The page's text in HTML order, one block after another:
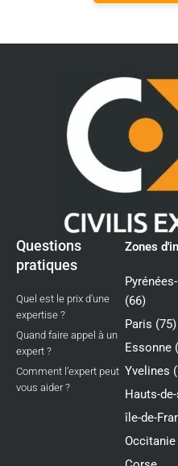
Questions
pratiques
Quel est le prix d'une
expertise ?
Quand faire appel à un
expert ?
Comment l’expert peut
vous aider ?
Zones
(66)
Paris (75)
Essonne
Yvelines
Hauts-
île-de-
Occitanie